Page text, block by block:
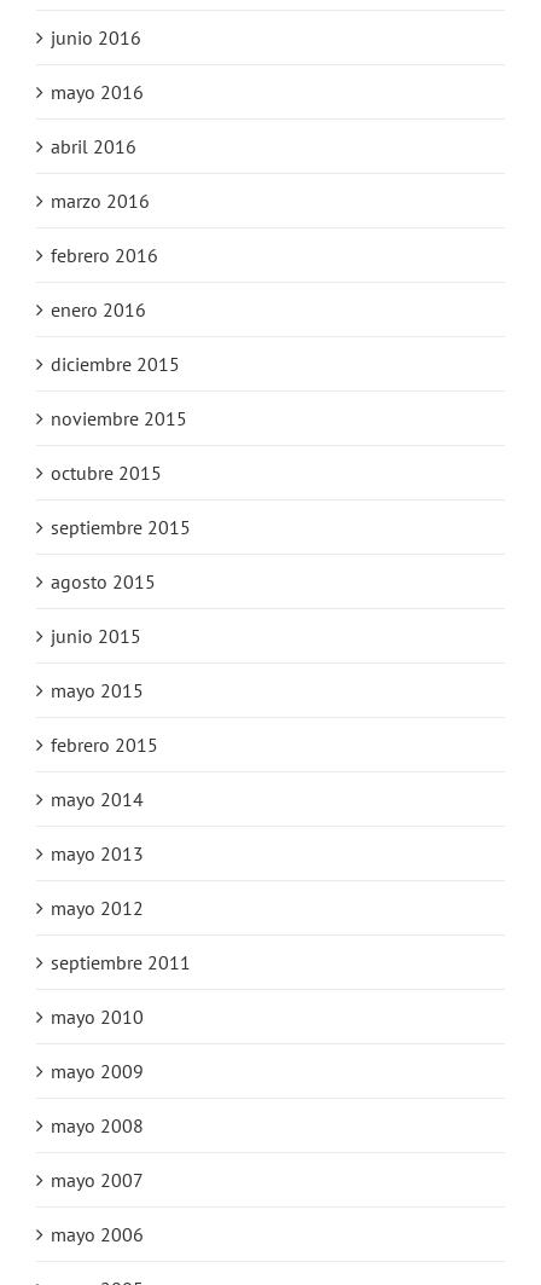
junio 2016
mayo 2016
abril 2016
marzo 2016
febrero 2016
enero 2016
diciembre 2015
noviembre 2015
octubre 2015
septiembre 2015
agosto 2015
junio 2015
mayo 2015
febrero 2015
mayo 2014
mayo 2013
mayo 2012
septiembre 2011
mayo 2010
mayo 2009
mayo 2008
mayo 2007
mayo 2006